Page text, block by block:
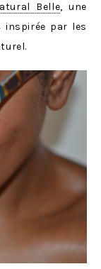
Belle, une
inspirée par les